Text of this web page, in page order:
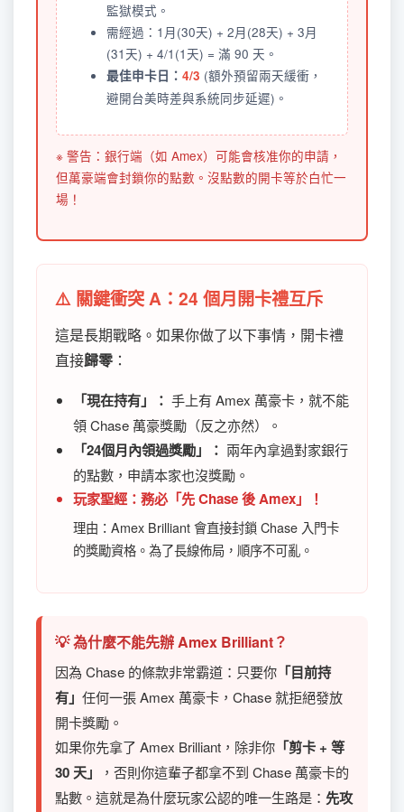
監獄模式。
需經過：1月(30天) + 2月(28天) + 3月
(31天) + 4/1(1天) = 滿 90 天。
最佳申卡日： 4/3 (額外預留兩天緩衝，
避開台美時差與系統同步延遲)。
※ 警告：銀行端（如 Amex）可能會核准你的申請，
但萬豪端會封鎖你的點數。沒點數的開卡等於白忙一
場！
⚠️ 關鍵衝突 A：24 個月開卡禮互斥
這是長期戰略。如果你做了以下事情，開卡禮
直接歸零：
「現在持有」： 手上有 Amex 萬豪卡，就不能
領 Chase 萬豪獎勵（反之亦然）。
「24個月內領過獎勵」： 兩年內拿過對家銀行
的點數，申請本家也沒獎勵。
玩家聖經：務必「先 Chase 後 Amex」！
理由：Amex Brilliant 會直接封鎖 Chase 入門卡
的獎勵資格。為了長線佈局，順序不可亂。
💡 為什麼不能先辦 Amex Brilliant？
因為 Chase 的條款非常霸道：只要你 「目前持
有」 任何一張 Amex 萬豪卡，Chase 就拒絕發放
開卡獎勵。
如果你先拿了 Amex Brilliant，除非你 「剪卡 + 等
30 天」
，否則你這輩子都拿不到 Chase 萬豪卡的
點數。這就是為什麼玩家公認的唯一生路是： 先攻